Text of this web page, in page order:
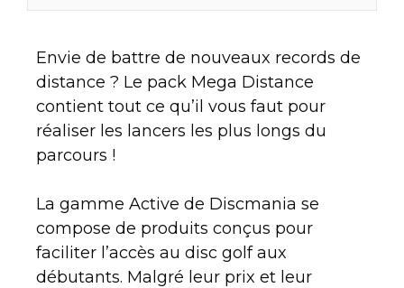
Envie de battre de nouveaux records de
distance ? Le pack Mega Distance
contient tout ce qu’il vous faut pour
réaliser les lancers les plus longs du
parcours !
La gamme Active de Discmania se
compose de produits conçus pour
faciliter l’accès au disc golf aux
débutants. Malgré leur prix et leur